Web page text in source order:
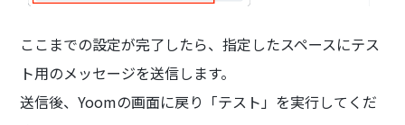
ここまでの設定が完了したら、指定したスペースにテス
ト用のメッセージを送信します。
送信後、Yoomの画面に戻り「テスト」を実行してくだ